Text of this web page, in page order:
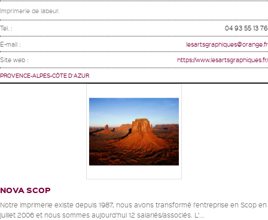
Imprimerie de labeur.
Tel. : 04 93 55 13 76
E-mail : lesartsgraphiques@orange.fr
Site web : https://www.lesartsgraphiques.fr/
PROVENCE-ALPES-CÔTE D'AZUR
NOVA SCOP
Notre imprimerie existe depuis 1987, nous avons transformé l’entreprise en Scop en
juillet 2006 et nous sommes aujourd’hui 12 salariés/associés. L’...